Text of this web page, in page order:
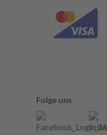
Folge uns